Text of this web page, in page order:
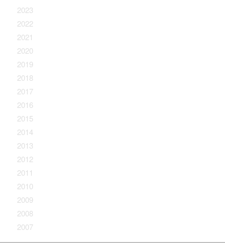
2023
2022
2021
2020
2019
2018
2017
2016
2015
2014
2013
2012
2011
2010
2009
2008
2007